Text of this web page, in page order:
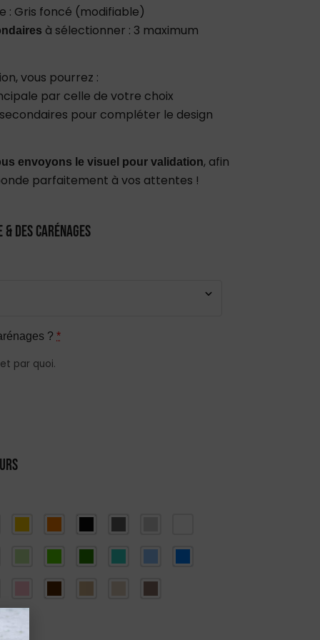
: Gris foncé (modifiable)
à sélectionner : 3 maximum
vous pourrez :
par celle de votre choix
secondaires pour compléter le design
envoyons le visuel pour validation, afin
parfaitement à vos attentes !
& des carénages
? *
par quoi.